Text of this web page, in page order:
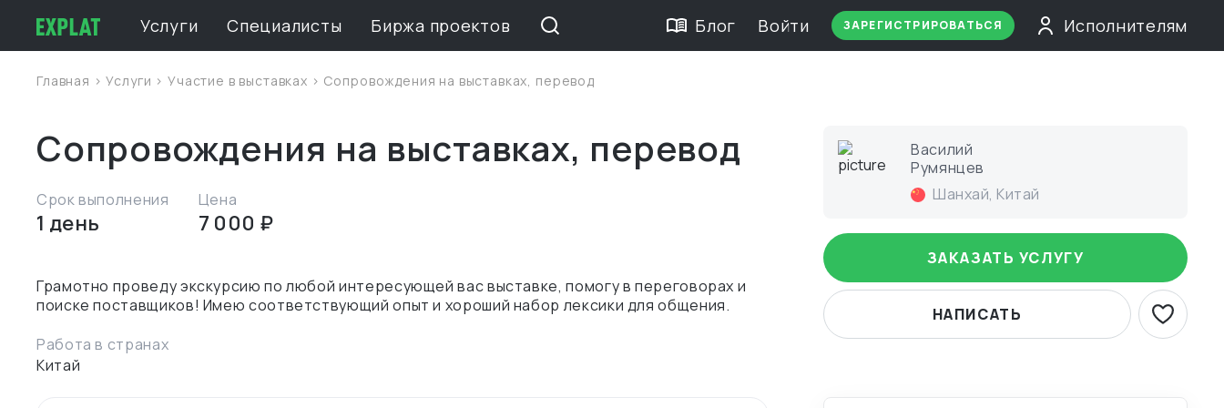
Услуги Специалисты Биржа проектов Блог Войти ЗАРЕГИСТРИРОВАТЬСЯ Исполнителям
Главная >Услуги > Участие в выставках > Сопровождения на выставках, перевод
Сопровождения на выставках, перевод
Срок выполнения
1 день
Цена
7 000 ₽
Грамотно проведу экскурсию по любой интересующей вас выставке, помогу в переговорах и
Работа в странах
Китай
Василий
Румянцев
Шанхай, Китай
ЗАКАЗАТЬ УСЛУГУ
НАПИСАТЬ